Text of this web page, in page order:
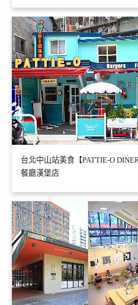
台北中山站美食【PATTIE-O
餐廳漢堡店